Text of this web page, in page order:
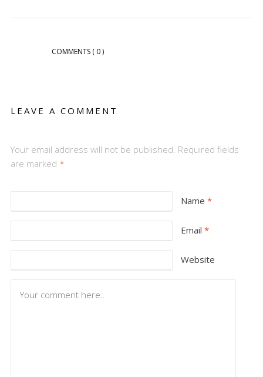
COMMENTS ( 0 )
LEAVE A COMMENT
Your email address will not be published. Required fields
are marked *
Name *
Email *
Website